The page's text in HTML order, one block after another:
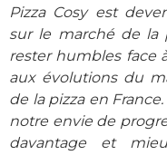
Pizza Cosy est
sur le marché de la
rester humbles face
aux évolutions du
de la pizza en
notre envie de
davantage et